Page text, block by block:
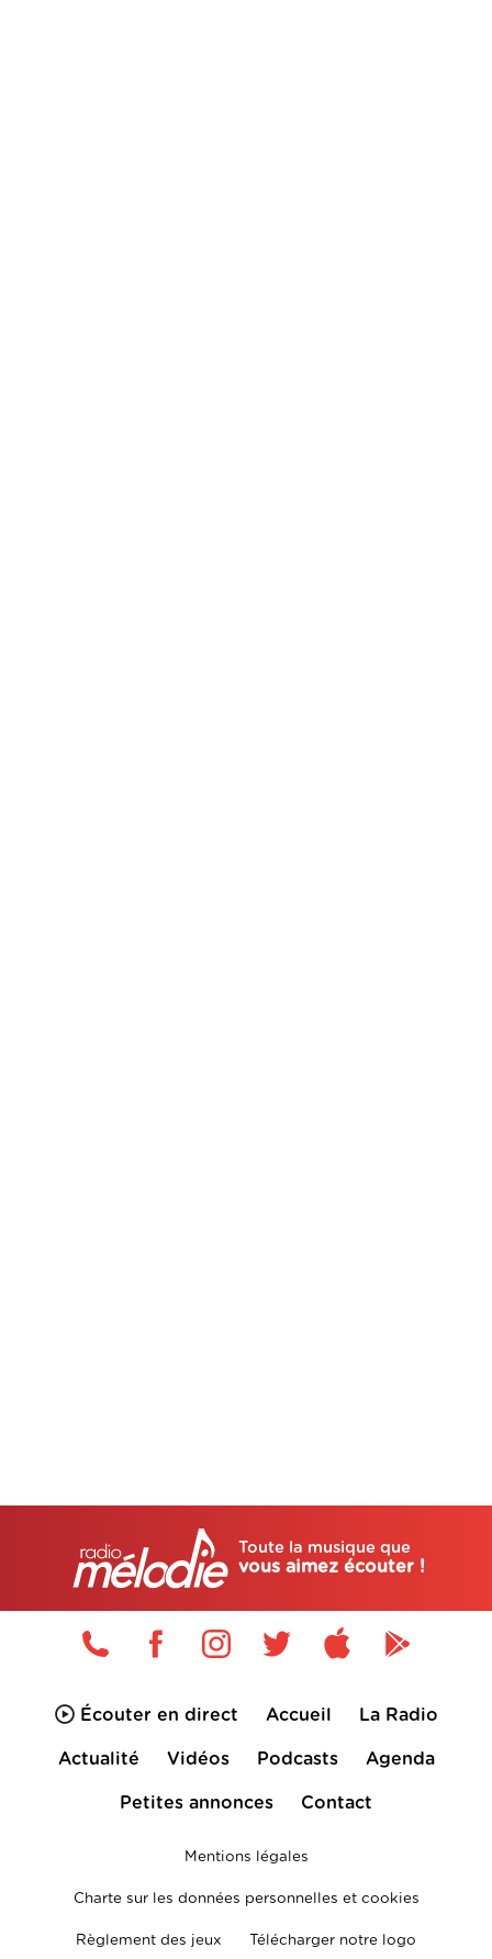
Toute la musique que
vous aimez écouter !
Écouter en direct Accueil La Radio
Actualité Vidéos Podcasts Agenda
Petites annonces Contact
Mentions légales
Charte sur les données personnelles et cookies
Règlement des jeux Télécharger notre logo